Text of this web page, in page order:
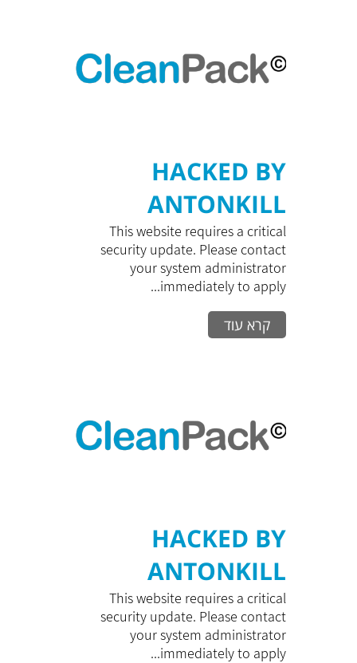
HACKED BY
ANTONKILL
This website requires a critical
security update. Please contact
your system administrator
immediately to apply...
קרא עוד
HACKED BY
ANTONKILL
This website requires a critical
security update. Please contact
your system administrator
immediately to apply...